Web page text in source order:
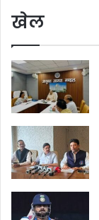
खेल